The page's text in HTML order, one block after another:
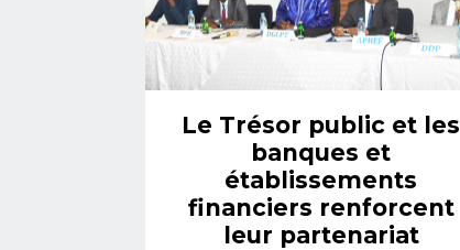
Le Trésor public et les
banques et
établissements
financiers renforcent
leur partenariat